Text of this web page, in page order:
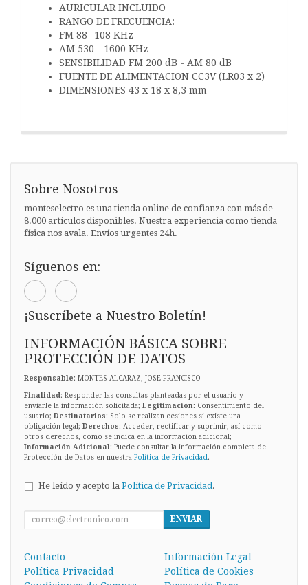
AURICULAR INCLUIDO
RANGO DE FRECUENCIA:
FM 88 -108 KHz
AM 530 - 1600 KHz
SENSIBILIDAD FM 200 dB - AM 80 dB
FUENTE DE ALIMENTACION CC3V (LR03 x 2)
DIMENSIONES 43 x 18 x 8,3 mm
Sobre Nosotros
monteselectro es una tienda online de confianza con más de
8.000 artículos disponibles. Nuestra experiencia como tienda
física nos avala. Envíos urgentes 24h.
Síguenos en:
¡Suscríbete a Nuestro Boletín!
INFORMACIÓN BÁSICA SOBRE
PROTECCIÓN DE DATOS
Responsable: MONTES ALCARAZ, JOSE FRANCISCO
Finalidad : Responder las consultas planteadas por el usuario y
enviarle la información solicitada; Legitimación: Consentimiento del
usuario; Destinatarios: Solo se realizan cesiones si existe una
obligación legal; Derechos: Acceder, rectificar y suprimir, así como
otros derechos, como se indica en la información adicional;
Información Adicional : Puede consultar la información completa de
Protección de Datos en nuestra Política de Privacidad .
He leído y acepto la Política de Privacidad.
ENVIAR
Contacto
Información Legal
Política Privacidad
Política de Cookies